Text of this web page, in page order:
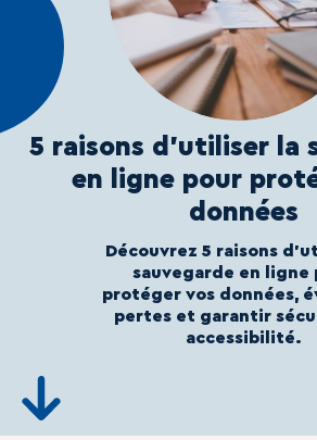
5 raisons d’utiliser la
en ligne pour
données
Découvrez 5 raisons
sauvegarde en ligne
protéger vos données,
pertes et garantir
accessibilité.